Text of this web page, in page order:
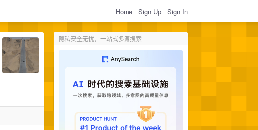
Home Sign Up Sign In
隐私安全无忧，一站式多源搜索